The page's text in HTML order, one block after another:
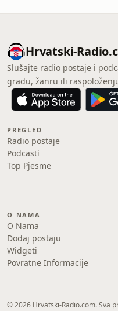
Hrvatski-
Slušajte radio postaje i
gradu, žanru ili
PREGLED
Radio postaje
Podcasti
Top Pjesme
O NAMA
O Nama
Dodaj postaju
Widgeti
Povratne Informacije
© 2026 Hrvatski-Radio.com. Sva